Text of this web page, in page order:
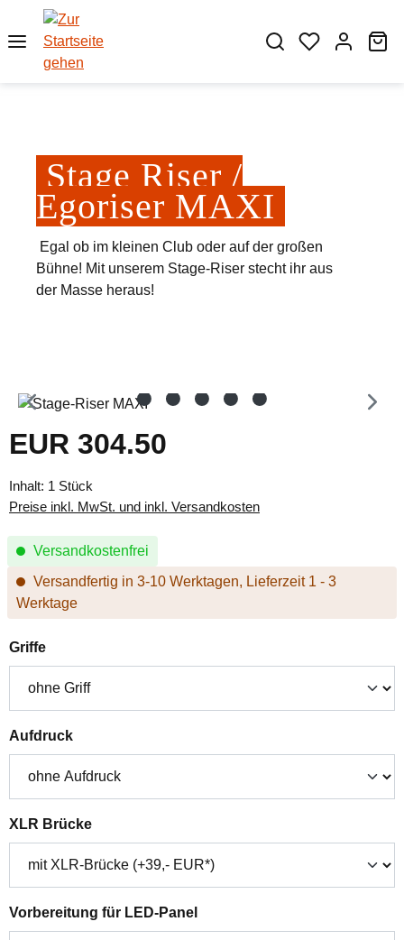
Zum Hauptinhalt springen
Stage Riser /
Egoriser MAXI
Egal ob im kleinen Club oder auf der großen
Bühne! Mit unserem Stage-Riser stecht ihr aus
der Masse heraus!
Bildergalerie überspringen
Regulärer Preis:
EUR 304.50
Inhalt: 1 Stück
Preise inkl. MwSt. und inkl. Versandkosten
Versandkostenfrei
Versandfertig in 3-10 Werktagen, Lieferzeit 1 - 3
Werktage
Griffeauswählen
Aufdruckauswählen
XLR Brückeauswählen
Vorbereitung für LED-Panelauswählen